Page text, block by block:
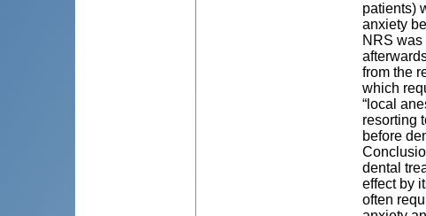
patients)
anxiety
NRS was
from the
which
“local
resorting
before
dental
effect by
often